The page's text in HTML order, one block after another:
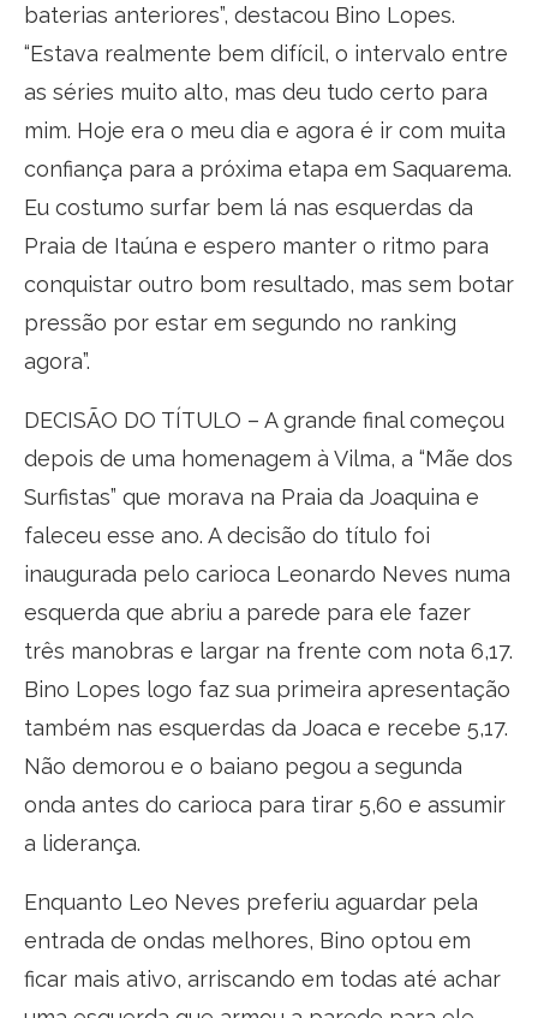
baterias anteriores”, destacou Bino Lopes.
“Estava realmente bem difícil, o intervalo entre
as séries muito alto, mas deu tudo certo para
mim. Hoje era o meu dia e agora é ir com muita
confiança para a próxima etapa em Saquarema.
Eu costumo surfar bem lá nas esquerdas da
Praia de Itaúna e espero manter o ritmo para
conquistar outro bom resultado, mas sem botar
pressão por estar em segundo no ranking
agora”.
DECISÃO DO TÍTULO – A grande final começou
depois de uma homenagem à Vilma, a “Mãe dos
Surfistas” que morava na Praia da Joaquina e
faleceu esse ano. A decisão do título foi
inaugurada pelo carioca Leonardo Neves numa
esquerda que abriu a parede para ele fazer
três manobras e largar na frente com nota 6,17.
Bino Lopes logo faz sua primeira apresentação
também nas esquerdas da Joaca e recebe 5,17.
Não demorou e o baiano pegou a segunda
onda antes do carioca para tirar 5,60 e assumir
a liderança.
Enquanto Leo Neves preferiu aguardar pela
entrada de ondas melhores, Bino optou em
ficar mais ativo, arriscando em todas até achar